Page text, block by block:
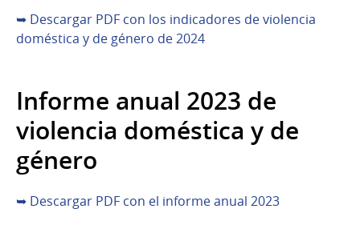
➥ Descargar PDF con los indicadores de violencia
doméstica y de género de 2024
Informe anual 2023 de
violencia doméstica y de
género
➥ Descargar PDF con el informe anual 2023